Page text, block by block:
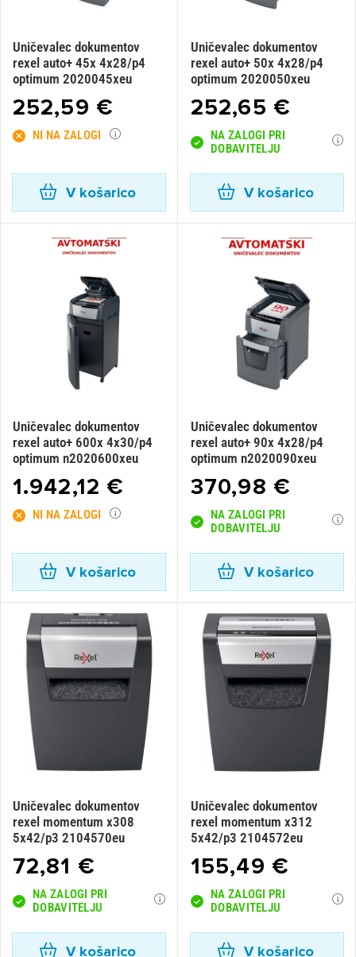
Uničevalec dokumentov
rexel auto+ 45x 4x28/p4
optimum 2020045xeu
252,59 €
NI NA ZALOGI
V košarico
Uničevalec dokumentov
rexel auto+ 50x 4x28/p4
optimum 2020050xeu
252,65 €
NA ZALOGI PRI
DOBAVITELJU
V košarico
Uničevalec dokumentov
rexel auto+ 600x 4x30/p4
optimum n2020600xeu
1.942,12 €
NI NA ZALOGI
V košarico
Uničevalec dokumentov
rexel auto+ 90x 4x28/p4
optimum n2020090xeu
370,98 €
NA ZALOGI PRI
DOBAVITELJU
V košarico
Uničevalec dokumentov
rexel momentum x308
5x42/p3 2104570eu
72,81 €
NA ZALOGI PRI
DOBAVITELJU
V košarico
Uničevalec dokumentov
rexel momentum x312
5x42/p3 2104572eu
155,49 €
NA ZALOGI PRI
DOBAVITELJU
V košarico